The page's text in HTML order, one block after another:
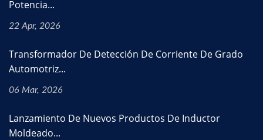
Potencia...
22 Apr, 2026
Transformador De Detección De Corriente De Grado
Automotriz...
06 Mar, 2026
Lanzamiento De Nuevos Productos De Inductor
Moldeado...